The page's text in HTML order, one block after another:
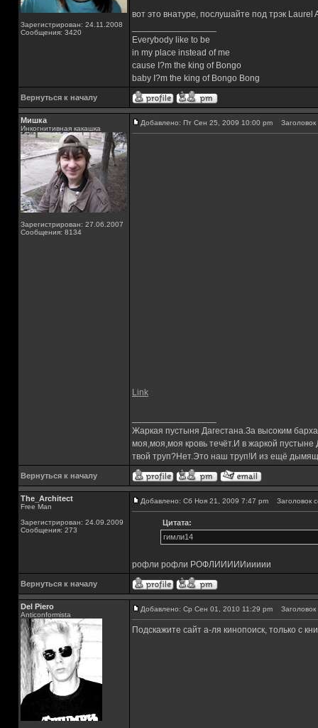
Зарегистрирован: 24.11.2008
Сообщения: 3420
вот это внатуре, послушайте под трэк
Everybody like to be
in my place instead of me
cause I?m the king of Bongo
baby I?m the king of Bongo Bong
Вернуться к началу
Мишка
Инкогнитивная какашка
Зарегистрирован: 27.06.2007
Сообщения: 8134
Добавлено: Пт Сен 25, 2009 10:00 pm
Link
Жаркая пустыня Дагестана.За высоким
моя,моя,моя кровь течёт.И в жаркой
твой труп?Нет.Это наш труп!И из ещё
Вернуться к началу
The_Architect
Free Man
Зарегистрирован: 24.09.2009
Сообщения: 273
Добавлено: Сб Ноя 21, 2009 7:47 pm Заголовок
Цитата:
гимли14
рофли рофли РОФЛИИИИИиииии
Вернуться к началу
Del Piero
Аnticonformista
Добавлено: Ср Сен 01, 2010 11:29 pm
Подскажите сайт а-ля кинопоиск, только с